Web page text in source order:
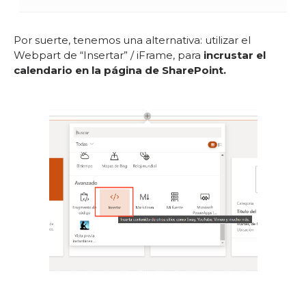
Por suerte, tenemos una alternativa: utilizar el
Webpart de “Insertar” / iFrame, para incrustar el
calendario en la página de SharePoint.